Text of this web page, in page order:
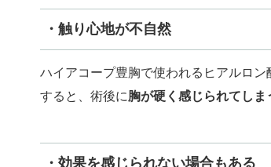
・触り心地が不自然
ハイアコープ豊胸で使われるヒアルロ
すると、術後に胸が硬く感じられてしま
・効果を感じられない場合もある